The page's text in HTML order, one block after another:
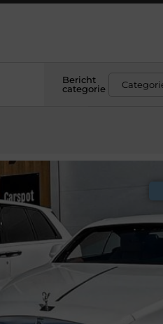
Bericht
categorie